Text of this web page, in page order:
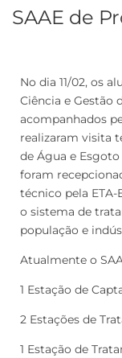
SAAE de
No dia 11/02, os
Ciência e Gestão
acompanhados
realizaram visita
de Água e
foram
técnico pela
o sistema de
população e
Atualmente o
1 Estação de
2 Estações de
1 Estação de